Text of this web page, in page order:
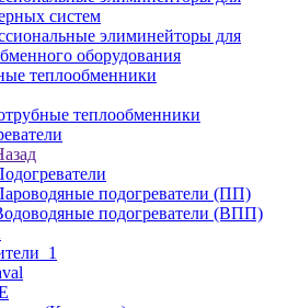
систем
элиминейторы для
оборудования
теплообменники
теплообменники
подогреватели (ПП)
подогреватели (ВПП)